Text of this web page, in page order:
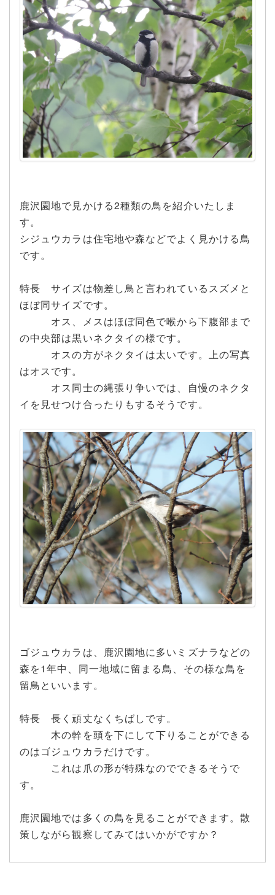
鹿沢園地で見かける2種類の鳥を紹介いたしま
す。
シジュウカラは住宅地や森などでよく見かける鳥
です。
特長 サイズは物差し鳥と言われているスズメと
ほぼ同サイズです。
オス、メスはほぼ同色で喉から下腹部まで
の中央部は黒いネクタイの様です。
オスの方がネクタイは太いです。上の写真
はオスです。
オス同士の縄張り争いでは、自慢のネクタ
イを見せつけ合ったりもするそうです。
ゴジュウカラは、鹿沢園地に多いミズナラなどの
森を1年中、同一地域に留まる鳥、その様な鳥を
留鳥といいます。
特長 長く頑丈なくちばしです。
木の幹を頭を下にして下りることができる
のはゴジュウカラだけです。
これは爪の形が特殊なのでできるそうで
す。
鹿沢園地では多くの鳥を見ることができます。散
策しながら観察してみてはいかがですか？